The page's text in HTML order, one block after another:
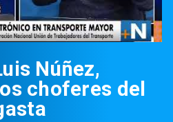
Núñez,
choferes del